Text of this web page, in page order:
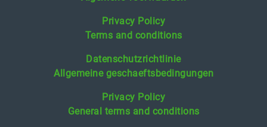
Privacy Policy
Terms and conditions
Datenschutzrichtlinie
Allgemeine geschaeftsbedingungen
Privacy Policy
General terms and conditions